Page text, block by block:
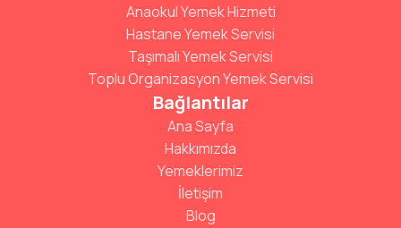
Anaokul Yemek Hizmeti
Hastane Yemek Servisi
Taşımalı Yemek Servisi
Toplu Organizasyon Yemek Servisi
Bağlantılar
Ana Sayfa
Hakkımızda
Yemeklerimiz
İletişim
Blog